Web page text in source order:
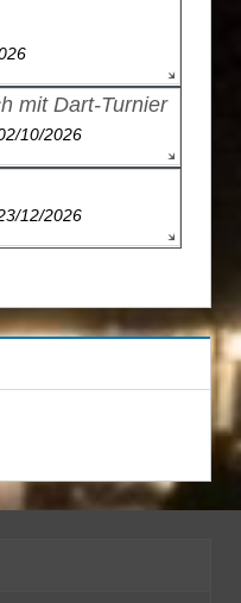
mit Dart-Turnier
10/2026
12/2026